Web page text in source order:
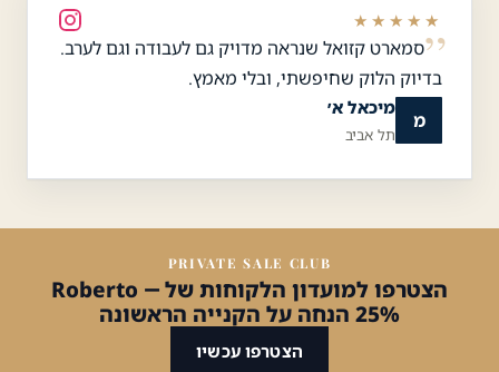
★★★★★
סמארט קזואל שנראה מדויק גם לעבודה וגם לערב.
בדיוק הלוק שחיפשתי, ובלי מאמץ.
מ
מיכאל א׳
תל אביב
PRIVATE SALE CLUB
הצטרפו למועדון הלקוחות של Roberto —
25% הנחה על הקנייה הראשונה
הצטרפו עכשיו